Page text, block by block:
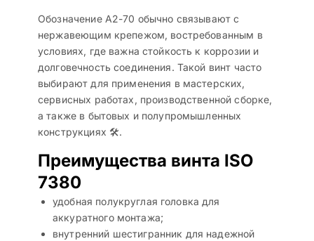
Обозначение A2-70 обычно связывают с
нержавеющим крепежом, востребованным в
условиях, где важна стойкость к коррозии и
долговечность соединения. Такой винт часто
выбирают для применения в мастерских,
сервисных работах, производственной сборке,
а также в бытовых и полупромышленных
конструкциях 🛠️.
Преимущества винта ISO
7380
удобная полукруглая головка для
аккуратного монтажа;
внутренний шестигранник для надежной